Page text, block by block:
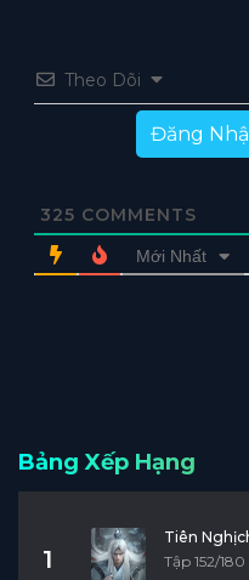
Theo Dõi
Đăng
325 COMMENTS
Mới Nhất
Bảng Xếp Hạng
1
Tiên
Tập 152/